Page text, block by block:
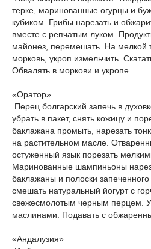
терке, маринованные огурцы и
кубиком. Грибы нарезать и
вместе с репчатым луком.
майонез, перемешать. На мелкой
морковь, укроп измельчить.
Обвалять в моркови и укропе.
«Оратор»
Перец болгарский запечь в
убрать в пакет, снять кожицу и
баклажана промыть, нарезать
на растительном масле.
остуженный язык порезать
Маринованные шампиньоны
баклажаны и полоски
смешать натуральный йогурт с
свежесмолотым черным перцем.
маслинами. Подавать с
«Андалузия»